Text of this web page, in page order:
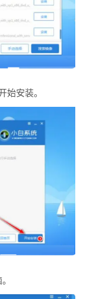
始安装。